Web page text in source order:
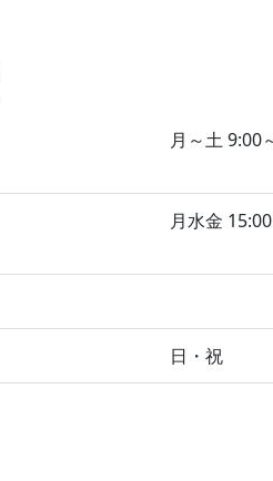
月～土 9:00
月水金
日・祝